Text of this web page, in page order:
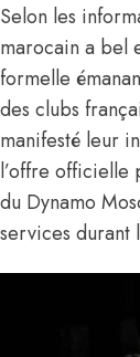
Selon les
marocain a bel
formelle
des clubs
manifesté leur
l’offre officielle
du Dynamo
services durant